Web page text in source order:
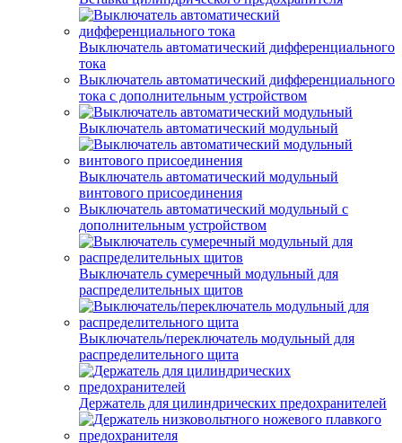
Выключатель автоматический дифференциального
тока
Выключатель автоматический дифференциального
тока с дополнительным устройством
Выключатель автоматический модульный
Выключатель автоматический модульный
винтового присоединения
Выключатель автоматический модульный с
дополнительным устройством
Выключатель сумеречный модульный для
распределительных щитов
Выключатель/переключатель модульный для
распределительного щита
Держатель для цилиндрических предохранителей